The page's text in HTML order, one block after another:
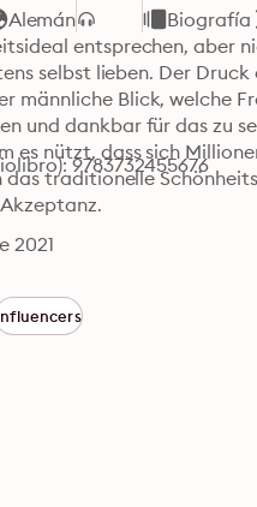
Alemán
Biografía
entsprechen, aber
selbst lieben. Der
männliche Blick, welche
und dankbar für das zu
es nützt, dass sich
das traditionelle
9783732455676
2021